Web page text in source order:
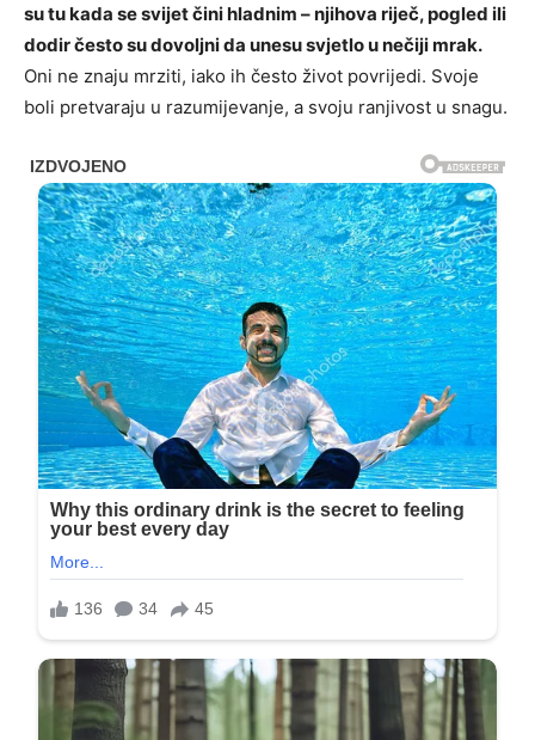
su tu kada se svijet čini hladnim – njihova riječ, pogled ili
dodir često su dovoljni da unesu svjetlo u nečiji mrak.
Oni ne znaju mrziti, iako ih često život povrijedi. Svoje
boli pretvaraju u razumijevanje, a svoju ranjivost u snagu.